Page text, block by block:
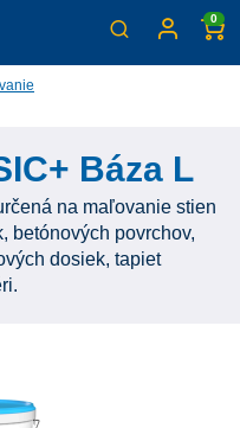
0
Báza L
na maľovanie stien
betónových povrchov,
dosiek, tapiet